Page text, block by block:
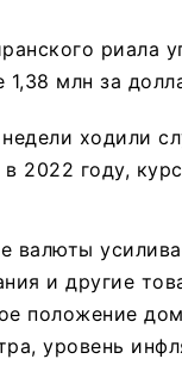
риала
1,38 млн за
ходили
2022 году,
валюты
и другие
положение
уровень